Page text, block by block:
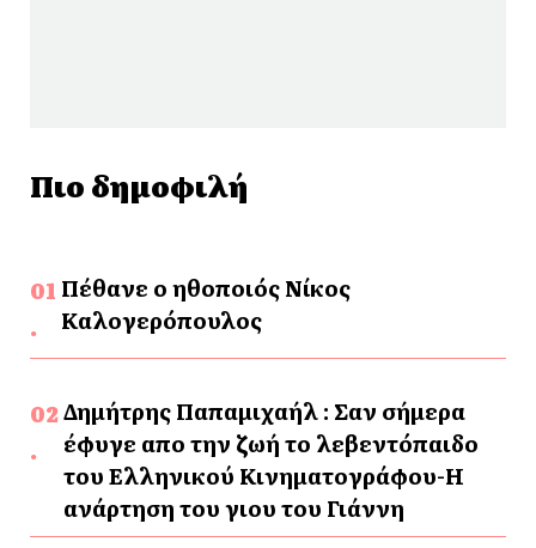
Πιο δημοφιλή
Πέθανε ο ηθοποιός Νίκος
Καλογερόπουλος
Δημήτρης Παπαμιχαήλ : Σαν σήμερα
έφυγε απο την ζωή το λεβεντόπαιδο
του Ελληνικού Κινηματογράφου-Η
ανάρτηση του γιου του Γιάννη